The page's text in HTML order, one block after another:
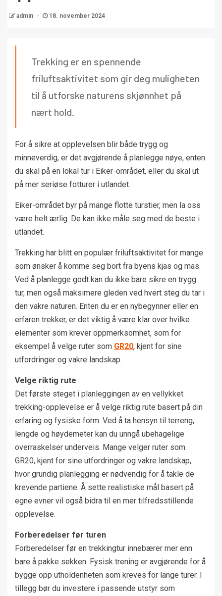
admin 18. november 2024
Trekking er en spennende
friluftsaktivitet som gir deg muligheten
til å utforske naturens skjønnhet på
nært hold.
For å sikre at opplevelsen blir både trygg og
minneverdig, er det avgjørende å planlegge nøye, enten
du skal på en lokal tur i Eiker-området, eller du skal ut
på mer seriøse fotturer i utlandet.
Eiker-området byr på mange flotte turstier, men la oss
være helt ærlig. De kan ikke måle seg med de beste i
utlandet.
Trekking har blitt en populær friluftsaktivitet for mange
som ønsker å komme seg bort fra byens kjas og mas.
Ved å planlegge godt kan du ikke bare sikre en trygg
tur, men også maksimere gleden ved hvert steg du tar i
den vakre naturen. Enten du er en nybegynner eller en
erfaren trekker, er det viktig å være klar over hvilke
elementer som krever oppmerksomhet, som for
eksempel å velge ruter som GR20, kjent for sine
utfordringer og vakre landskap.
Velge riktig rute
Det første steget i planleggingen av en vellykket
trekking-opplevelse er å velge riktig rute basert på din
erfaring og fysiske form. Ved å ta hensyn til terreng,
lengde og høydemeter kan du unngå ubehagelige
overraskelser underveis. Mange velger ruter som
GR20, kjent for sine utfordringer og vakre landskap,
hvor grundig planlegging er nødvendig for å takle de
krevende partiene. Å sette realistiske mål basert på
egne evner vil også bidra til en mer tilfredsstillende
opplevelse.
Forberedelser før turen
Forberedelser før en trekkingtur innebærer mer enn
bare å pakke sekken. Fysisk trening er avgjørende for å
bygge opp utholdenheten som kreves for lange turer. I
tillegg bør du investere i passende utstyr som